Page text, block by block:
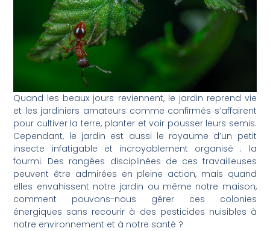
Quand les beaux jours reviennent, le jardin reprend vie
et les jardiniers amateurs comme confirmés s’affairent
pour cultiver la terre, planter et voir pousser leurs semis.
Cependant, le jardin est aussi le royaume d’un petit
insecte infatigable et incroyablement organisé : la
fourmi. Des rangées disciplinées de ces travailleuses
peuvent être admirées en pleine action, mais quand
elles envahissent notre jardin ou même notre maison,
comment pouvons-nous gérer ces colonies
énergiques sans recourir à des pesticides nuisibles à
notre environnement et à notre santé ?